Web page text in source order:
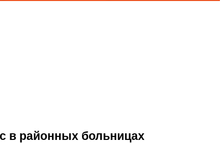
в районных больницах